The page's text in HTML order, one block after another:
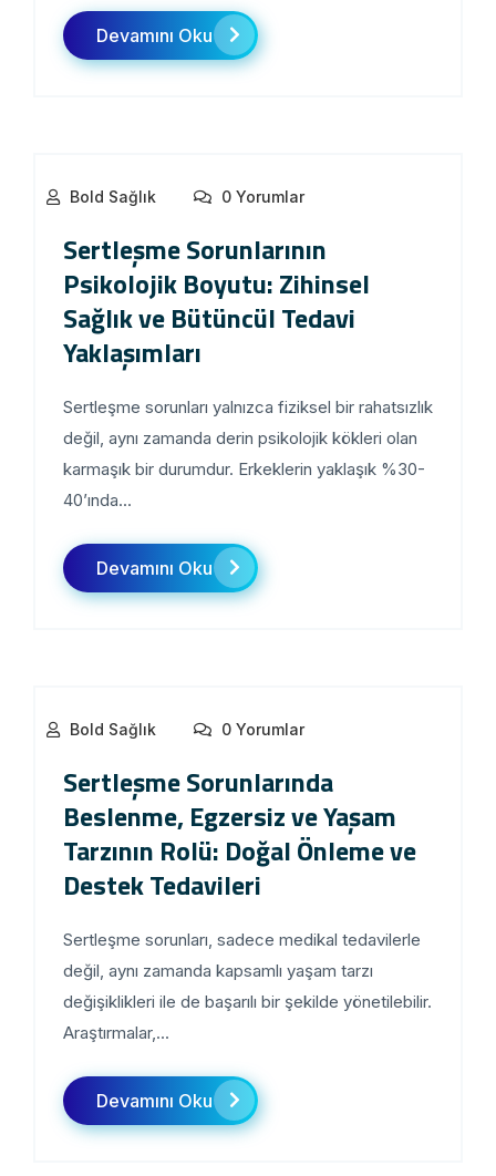
Devamını Oku
Bold Sağlık 0 Yorumlar
Sertleşme Sorunlarının
Psikolojik Boyutu: Zihinsel
Sağlık ve Bütüncül Tedavi
Yaklaşımları
Sertleşme sorunları yalnızca fiziksel bir rahatsızlık
değil, aynı zamanda derin psikolojik kökleri olan
karmaşık bir durumdur. Erkeklerin yaklaşık %30-
40’ında...
Devamını Oku
Bold Sağlık 0 Yorumlar
Sertleşme Sorunlarında
Beslenme, Egzersiz ve Yaşam
Tarzının Rolü: Doğal Önleme ve
Destek Tedavileri
Sertleşme sorunları, sadece medikal tedavilerle
değil, aynı zamanda kapsamlı yaşam tarzı
değişiklikleri ile de başarılı bir şekilde yönetilebilir.
Araştırmalar,...
Devamını Oku